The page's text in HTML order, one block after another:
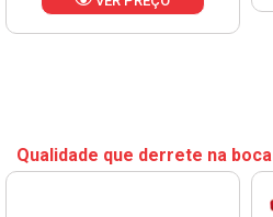
Qualidade que derrete na boca